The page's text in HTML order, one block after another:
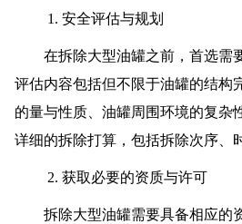
1. 安全评估与规划
在拆除大型油罐之前，首选需要
评估内容包括但不限于油罐的结构
的量与性质、油罐周围环境的复杂
详细的拆除打算，包括拆除次序、
2. 获取必要的资质与许可
拆除大型油罐需要具备相应的